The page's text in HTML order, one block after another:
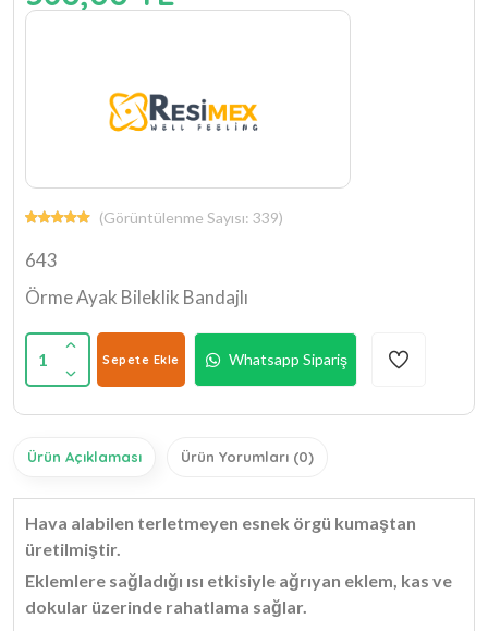
(Görüntülenme Sayısı: 339)
643
Örme Ayak Bileklik Bandajlı
1 Sepete Ekle Whatsapp Sipariş
Ürün Açıklaması Ürün Yorumları (0)
Hava alabilen terletmeyen esnek örgü kumaştan
üretilmiştir.
Eklemlere sağladığı ısı etkisiyle ağrıyan eklem, kas ve
dokular üzerinde rahatlama sağlar.